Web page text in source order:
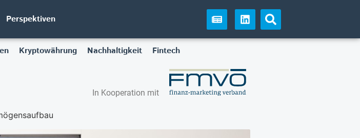
Perspektiven
Kryptowährung Nachhaltigkeit Fintech
In Kooperation mit